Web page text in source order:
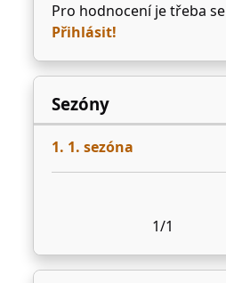
Pro hodnocení je třeba se
Přihlásit!
Sezóny
1. 1. sezóna
1/1